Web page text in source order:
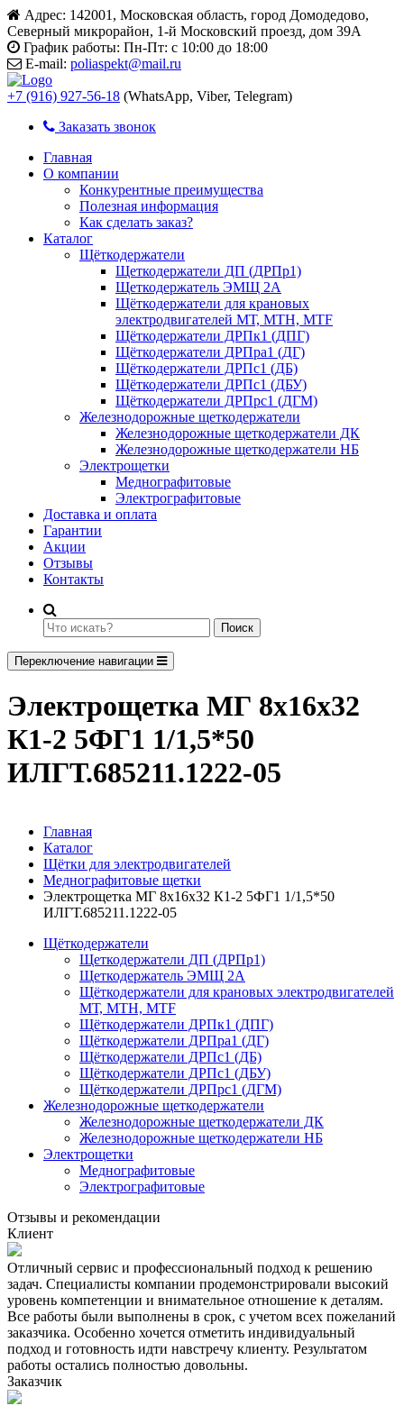
Адрес: 142001, Московская область, город Домодедово,
Северный микрорайон, 1-й Московский проезд, дом 39А
График работы: Пн-Пт: с 10:00 до 18:00
E-mail: poliaspekt@mail.ru
+7 (916) 927-56-18 (WhatsApp, Viber, Telegram)
Заказать звонок
Главная
О компании
Конкурентные преимущества
Полезная информация
Как сделать заказ?
Каталог
Щёткодержатели
Щеткодержатели ДП (ДРПр1)
Щеткодержатель ЭМЩ 2А
Щёткодержатели для крановых
электродвигателей МТ, МТН, МТF
Щёткодержатели ДРПк1 (ДПГ)
Щёткодержатели ДРПра1 (ДГ)
Щёткодержатели ДРПс1 (ДБ)
Щёткодержатели ДРПс1 (ДБУ)
Щёткодержатели ДРПрс1 (ДГМ)
Железнодорожные щеткодержатели
Железнодорожные щеткодержатели ДК
Железнодорожные щеткодержатели НБ
Электрощетки
Меднографитовые
Электрографитовые
Доставка и оплата
Гарантии
Акции
Отзывы
Контакты
Поиск
Переключение навигации
Электрощетка МГ 8х16х32
К1-2 5ФГ1 1/1,5*50
ИЛГТ.685211.1222-05
Главная
Каталог
Щётки для электродвигателей
Меднографитовые щетки
Электрощетка МГ 8х16х32 К1-2 5ФГ1 1/1,5*50
ИЛГТ.685211.1222-05
Щёткодержатели
Щеткодержатели ДП (ДРПр1)
Щеткодержатель ЭМЩ 2А
Щёткодержатели для крановых электродвигателей
МТ, МТН, МТF
Щёткодержатели ДРПк1 (ДПГ)
Щёткодержатели ДРПра1 (ДГ)
Щёткодержатели ДРПс1 (ДБ)
Щёткодержатели ДРПс1 (ДБУ)
Щёткодержатели ДРПрс1 (ДГМ)
Железнодорожные щеткодержатели
Железнодорожные щеткодержатели ДК
Железнодорожные щеткодержатели НБ
Электрощетки
Меднографитовые
Электрографитовые
Отзывы и рекомендации
Клиент
Отличный сервис и профессиональный подход к решению
задач. Специалисты компании продемонстрировали высокий
уровень компетенции и внимательное отношение к деталям.
Все работы были выполнены в срок, с учетом всех пожеланий
заказчика. Особенно хочется отметить индивидуальный
подход и готовность идти навстречу клиенту. Результатом
работы остались полностью довольны.
Заказчик